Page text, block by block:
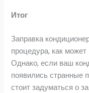
Итог
Заправка
процедура, как может
Однако, если ваш
появились странные
стоит задуматься о